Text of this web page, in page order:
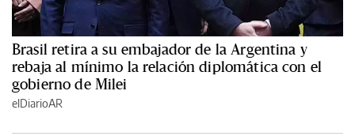
Brasil retira a su embajador de la Argentina y
rebaja al mínimo la relación diplomática con el
gobierno de Milei
elDiarioAR